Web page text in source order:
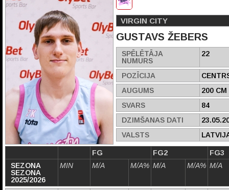
VIRGIN CITY
GUSTAVS ŽEBERS
SPĒLĒTĀJA
NUMURS
22
POZĪCIJA
AUGUMS
200 CM
SVARS
84
DZIMŠANAS DATI
VALSTS
FG FG2
FG3
SEZONA
SEZONA
2025/2026
MIN M/A M/A% M/A M/A% M/A